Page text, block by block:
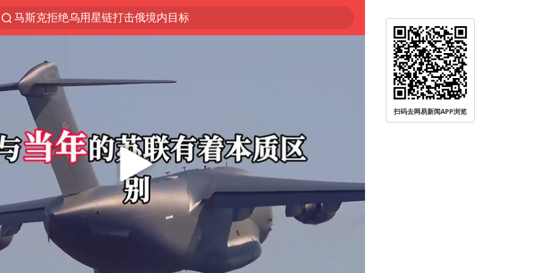
马斯克拒绝乌用星链打击俄境内目标
男童模仿奥特曼从高处跳下致骨折
富婆带资进组给自己硬加60多场吻戏
黄金创今年来最大单周涨幅
名创优品一次性内裤 颜面尽失
“六爷”挂一颗出场
金饰克价一夜涨回1300元
视频丨中国东方电气集团原党组副书记、董事宋致远被查
白海豚将正面袭击贯穿浙江
梁家辉：到内地拍戏不是北上是回归
扫码去网易新闻APP浏览